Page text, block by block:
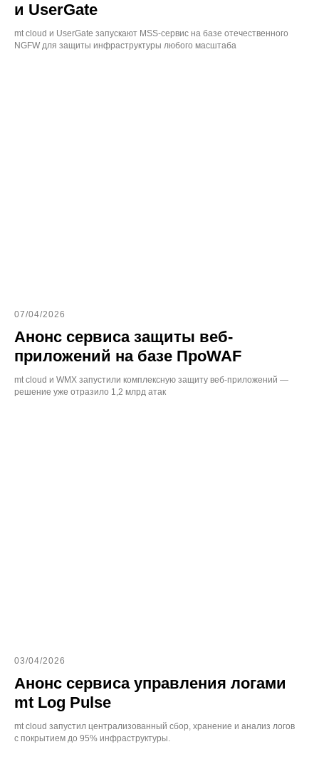
и UserGate
mt cloud и UserGate запускают MSS-сервис на базе отечественного
NGFW для защиты инфраструктуры любого масштаба
07/04/2026
Анонс сервиса защиты веб-
приложений на базе ПроWAF
mt cloud и WMX запустили комплексную защиту веб-приложений —
решение уже отразило 1,2 млрд атак
03/04/2026
Анонс сервиса управления логами
mt Log Pulse
mt cloud запустил централизованный сбор, хранение и анализ логов
с покрытием до 95% инфраструктуры.